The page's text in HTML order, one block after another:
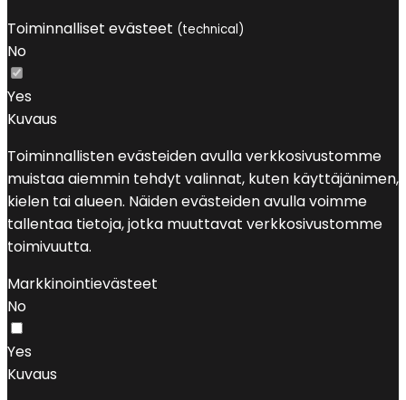
Toiminnalliset evästeet (technical)
No
Yes
Kuvaus
Toiminnallisten evästeiden avulla verkkosivustomme
muistaa aiemmin tehdyt valinnat, kuten käyttäjänimen,
kielen tai alueen. Näiden evästeiden avulla voimme
tallentaa tietoja, jotka muuttavat verkkosivustomme
toimivuutta.
Markkinointievästeet
No
Yes
Kuvaus